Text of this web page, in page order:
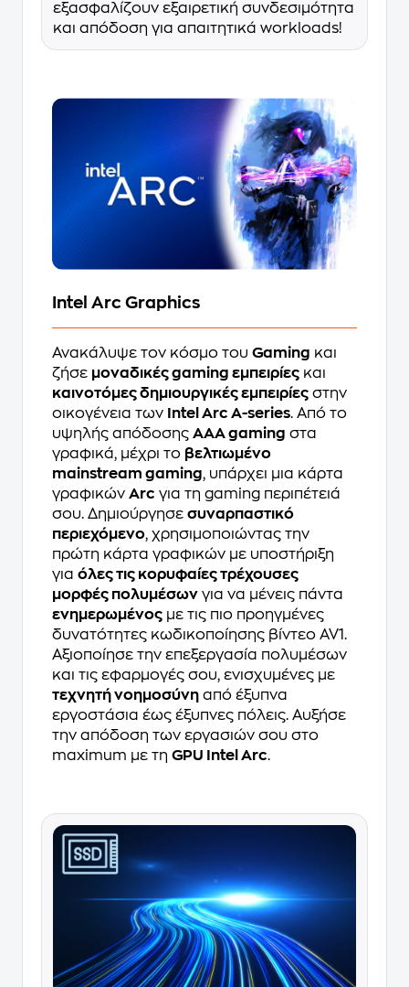
εξασφαλίζουν εξαιρετική συνδεσιμότητα
και απόδοση για απαιτητικά workloads!
Intel Arc Graphics
Ανακάλυψε τον κόσμο του Gaming και
ζήσε μοναδικές gaming εμπειρίες και
καινοτόμες δημιουργικές εμπειρίες στην
οικογένεια των
Intel Arc A-series. Από το
υψηλής απόδοσης AAA gaming στα
γραφικά, μέχρι το βελτιωμένο
mainstream gaming, υπάρχει μια κάρτα
γραφικών Arc για τη gaming περιπέτειά
σου. Δημιούργησε συναρπαστικό
περιεχόμενο, χρησιμοποιώντας την
πρώτη κάρτα γραφικών με υποστήριξη
για όλες τις κορυφαίες τρέχουσες
μορφές πολυμέσων για να μένεις πάντα
ενημερωμένος με τις πιο προηγμένες
δυνατότητες κωδικοποίησης βίντεο AV1.
Αξιοποίησε την επεξεργασία πολυμέσων
και τις εφαρμογές σου, ενισχυμένες με
τεχνητή νοημοσύνη από έξυπνα
εργοστάσια έως έξυπνες πόλεις. Αυξήσε
την απόδοση των εργασιών σου στο
maximum με τη GPU Intel Arc.